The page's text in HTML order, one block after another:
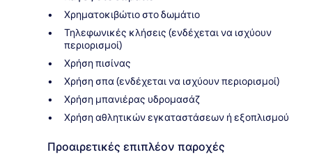
Χρηματοκιβώτιο στο δωμάτιο
Τηλεφωνικές κλήσεις (ενδέχεται να ισχύουν
περιορισμοί)
Χρήση πισίνας
Χρήση σπα (ενδέχεται να ισχύουν περιορισμοί)
Χρήση μπανιέρας υδρομασάζ
Χρήση αθλητικών εγκαταστάσεων ή εξοπλισμού
Προαιρετικές επιπλέον παροχές